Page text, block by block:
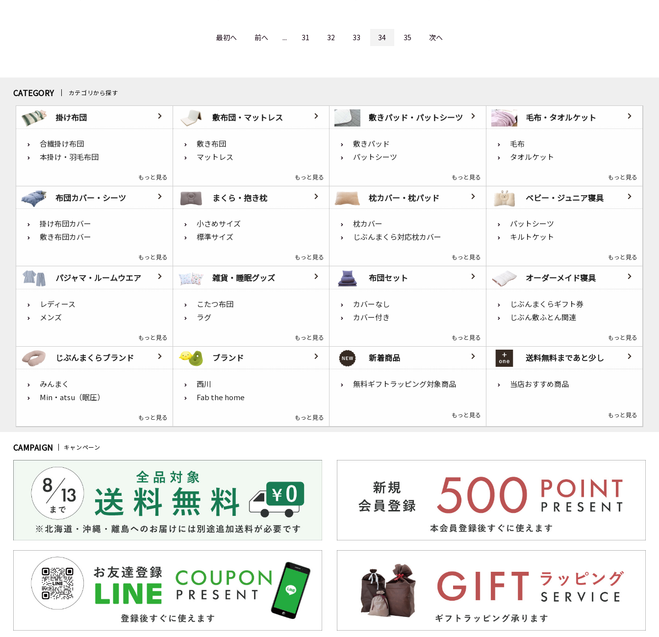
最初へ 前へ ... 31 32 33 34 35 次へ
CATEGORY カテゴリから探す
掛け布団
合繊掛け布団
本掛け・羽毛布団
もっと見る
敷布団・マットレス
敷き布団
マットレス
もっと見る
敷きパッド・パットシーツ
敷きパッド
パットシーツ
もっと見る
毛布・タオルケット
毛布
タオルケット
もっと見る
布団カバー・シーツ
掛け布団カバー
敷き布団カバー
もっと見る
まくら・抱き枕
小さめサイズ
標準サイズ
もっと見る
枕カバー・枕パッド
枕カバー
じぶんまくら対応枕カバー
もっと見る
ベビー・ジュニア寝具
パットシーツ
キルトケット
もっと見る
パジャマ・ルームウエア
レディース
メンズ
もっと見る
雑貨・睡眠グッズ
こたつ布団
ラグ
もっと見る
布団セット
カバーなし
カバー付き
もっと見る
オーダーメイド寝具
じぶんまくらギフト券
じぶん敷ふとん関連
もっと見る
じぶんまくらブランド
みんまく
Min・atsu（眠圧）
もっと見る
ブランド
西川
Fab the home
もっと見る
新着商品
無料ギフトラッピング対象商品
もっと見る
送料無料まであと少し
当店おすすめ商品
もっと見る
CAMPAIGN キャンペーン